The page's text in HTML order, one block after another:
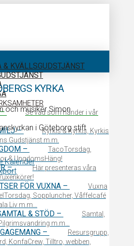
& KVÄLLSGUDSTJÄNST
Se vad som händer i vår
–
Kyrkis & Kyrkis, Kyrkis
Gudstjänst m.m.
–
TacoTorsdag,
& UngdomsHäng!
–
Här presenteras våra
FÖR VUXNA –
Vuxna
Soppluncher, Våffelcafé
Liv m.m…
& STÖD –
Samtal,
m.m…
–
Resursgrupp,
KonfaCrew, Tilltro, webben,
KYRKA
och musiker Simon
i Göteborg stift
Kalender